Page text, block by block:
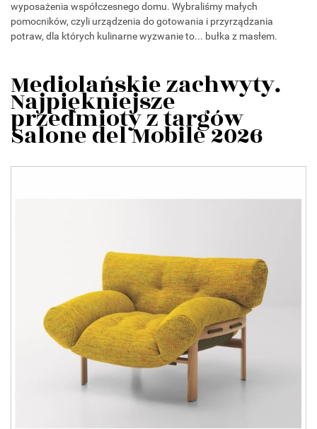
wyposażenia współczesnego domu. Wybraliśmy małych
pomocników, czyli urządzenia do gotowania i przyrządzania
potraw, dla których kulinarne wyzwanie to... bułka z masłem.
Mediolańskie zachwyty.
Najpiękniejsze
przedmioty z targów
Salone del Mobile 2026